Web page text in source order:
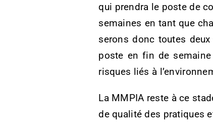
qui prendra le poste de
semaines en tant que
serons donc toutes
poste en fin de
risques liés à
La MMPIA reste à ce
de qualité des pratiques